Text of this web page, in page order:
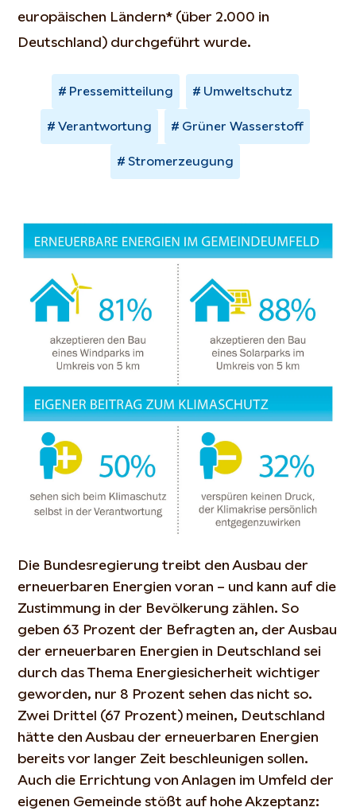
europäischen Ländern* (über 2.000 in
Deutschland) durchgeführt wurde.
Pressemitteilung Umweltschutz
Verantwortung Grüner Wasserstoff
Stromerzeugung
Die Bundesregierung treibt den Ausbau der
erneuerbaren Energien voran – und kann auf die
Zustimmung in der Bevölkerung zählen. So
geben 63 Prozent der Befragten an, der Ausbau
der erneuerbaren Energien in Deutschland sei
durch das Thema Energiesicherheit wichtiger
geworden, nur 8 Prozent sehen das nicht so.
Zwei Drittel (67 Prozent) meinen, Deutschland
hätte den Ausbau der erneuerbaren Energien
bereits vor langer Zeit beschleunigen sollen.
Auch die Errichtung von Anlagen im Umfeld der
eigenen Gemeinde stößt auf hohe Akzeptanz: